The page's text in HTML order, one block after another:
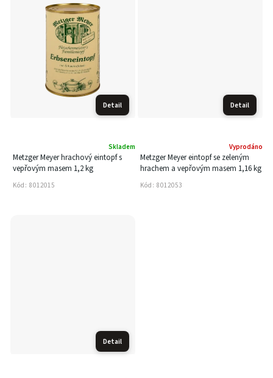
Detail
Metzger Meyer hrachový eintopf s
vepřovým masem 1,2 kg
Skladem
Kód: 8012015
Detail
Metzger Meyer eintopf se zeleným
hrachem a vepřovým masem 1,16 kg
Vyprodáno
Kód: 8012053
Detail